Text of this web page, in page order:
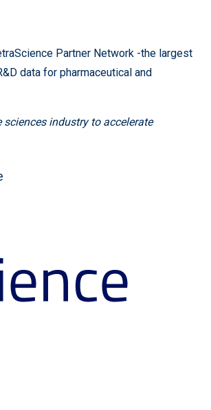
Partner Network -the largest
data for pharmaceutical and
sciences industry to accelerate